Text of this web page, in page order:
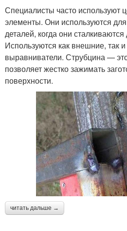
Специалисты часто используют
элементы. Они используются
деталей, когда они сталкиваются
Используются как внешние, так
выравниватели. Струбцина —
позволяет жестко зажимать
поверхности.
читать дальше →